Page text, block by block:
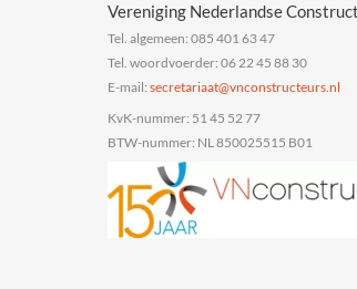
Vereniging Nederlandse
Tel. algemeen: 085 401 63 47
Tel. woordvoerder: 06 22 45 88 30
E-mail:
ln.sruetcurtsnocnv
@taairaterces
KvK-nummer: 51 45 52 77
BTW-nummer: NL 850025515 B01